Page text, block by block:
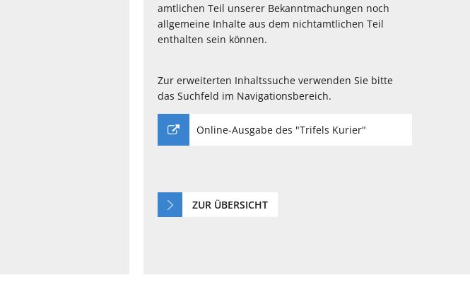
amtlichen Teil unserer Bekanntmachungen noch
allgemeine Inhalte aus dem nichtamtlichen Teil
enthalten sein können.
Zur erweiterten Inhaltssuche verwenden Sie bitte
das Suchfeld im Navigationsbereich.
Online-Ausgabe des "Trifels Kurier"
ZUR ÜBERSICHT